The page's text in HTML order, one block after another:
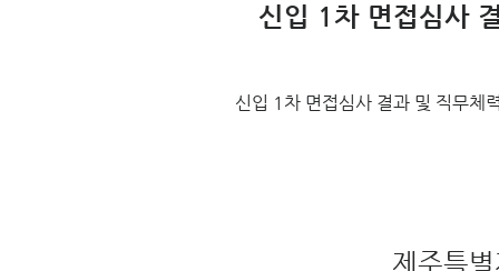
신입 1차 면접심사
신입 1차 면접심사 결과 및 직무체
제주특